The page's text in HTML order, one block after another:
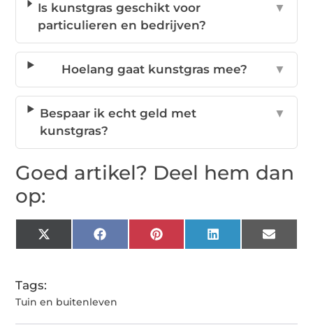
Is kunstgras geschikt voor
particulieren en bedrijven?
▼
Hoelang gaat kunstgras mee? ▼
Bespaar ik echt geld met
kunstgras?
▼
Goed artikel? Deel hem dan
op:
X
(Twitter)
FacebookPinterestLinkedIn Email
Tags:
Tuin en buitenleven